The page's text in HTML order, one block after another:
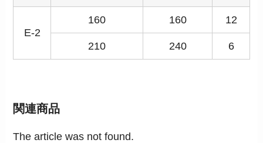
E-2
160 160 12
210 240 6
関連商品
The article was not found.